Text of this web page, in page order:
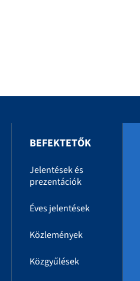
BEFEKTETŐK
Jelentések és
prezentációk
Éves jelentések
Közlemények
Közgyűlések